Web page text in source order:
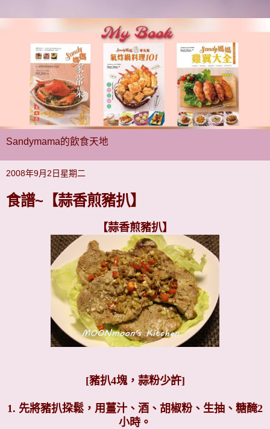
Sandymama的飲食天地
2008年9月2日星期二
食譜~【蒜香煎豬扒】
【蒜香煎豬扒】
[豬扒4塊，蒜粉少許]
1. 先將豬扒挅鬆，用薑汁、酒、胡椒粉、生抽、糖醃2
小時。